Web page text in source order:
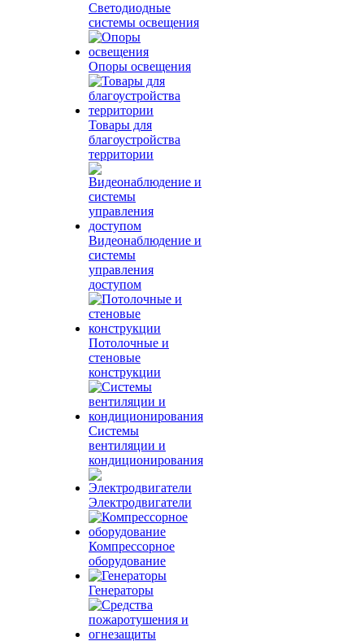
Светодиодные
системы освещения
Опоры освещения
Товары для
благоустройства
территории
Видеонаблюдение и
системы
управления
доступом
Потолочные и
стеновые
конструкции
Системы
вентиляции и
кондиционирования
Электродвигатели
Компрессорное
оборудование
Генераторы